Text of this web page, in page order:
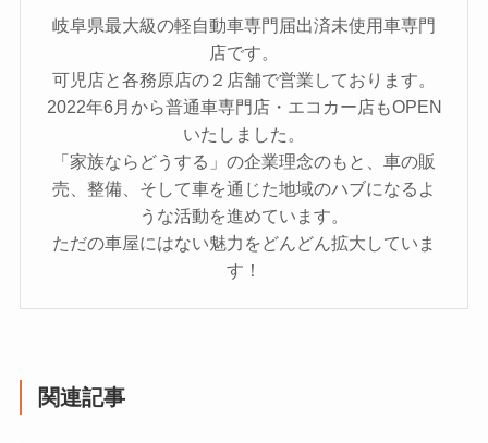
岐阜県最大級の軽自動車専門届出済未使用車専門
店です。
可児店と各務原店の２店舗で営業しております。
2022年6月から普通車専門店・エコカー店もOPEN
いたしました。
「家族ならどうする」の企業理念のもと、車の販
売、整備、そして車を通じた地域のハブになるよ
うな活動を進めています。
ただの車屋にはない魅力をどんどん拡大していま
す！
関連記事